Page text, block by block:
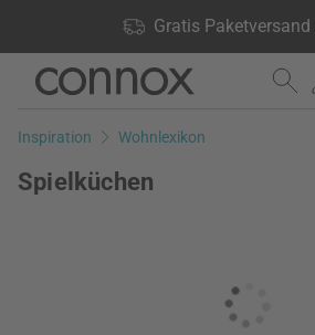
Gratis
lagernd, 60 Tage Rückgaberecht
Direkt
Seiteninhalt
Direkt
Suchfeld
Inspiration Wohnlexikon
Spielküchen